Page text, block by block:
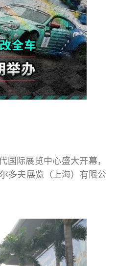
国际展览中心盛大开幕，
多夫展览（上海）有限公